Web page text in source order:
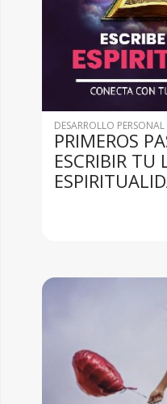
DESARROLLO PERSONAL
PRIMEROS
ESCRIBIR TU